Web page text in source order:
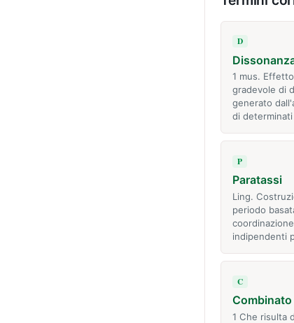
D
1 mus.
gradevole di
generato
di
P
Paratassi
Ling.
periodo
indipendenti
C
Combinato
1 Che risulta